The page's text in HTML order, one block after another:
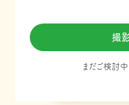
撮
まだご検討中